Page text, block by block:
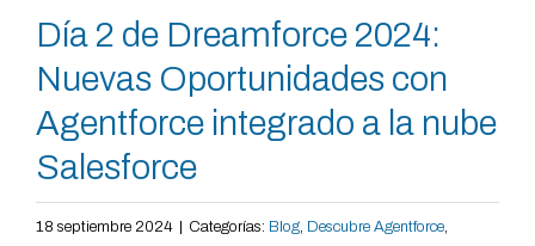
Día 2 de Dreamforce 2024:
Nuevas Oportunidades con
Agentforce integrado a la nube
Salesforce
18 septiembre 2024 Categorías: Blog, Descubre Agentforce,